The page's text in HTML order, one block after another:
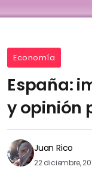
Economía
España:
y opinión
Juan Rico
22 diciembre,